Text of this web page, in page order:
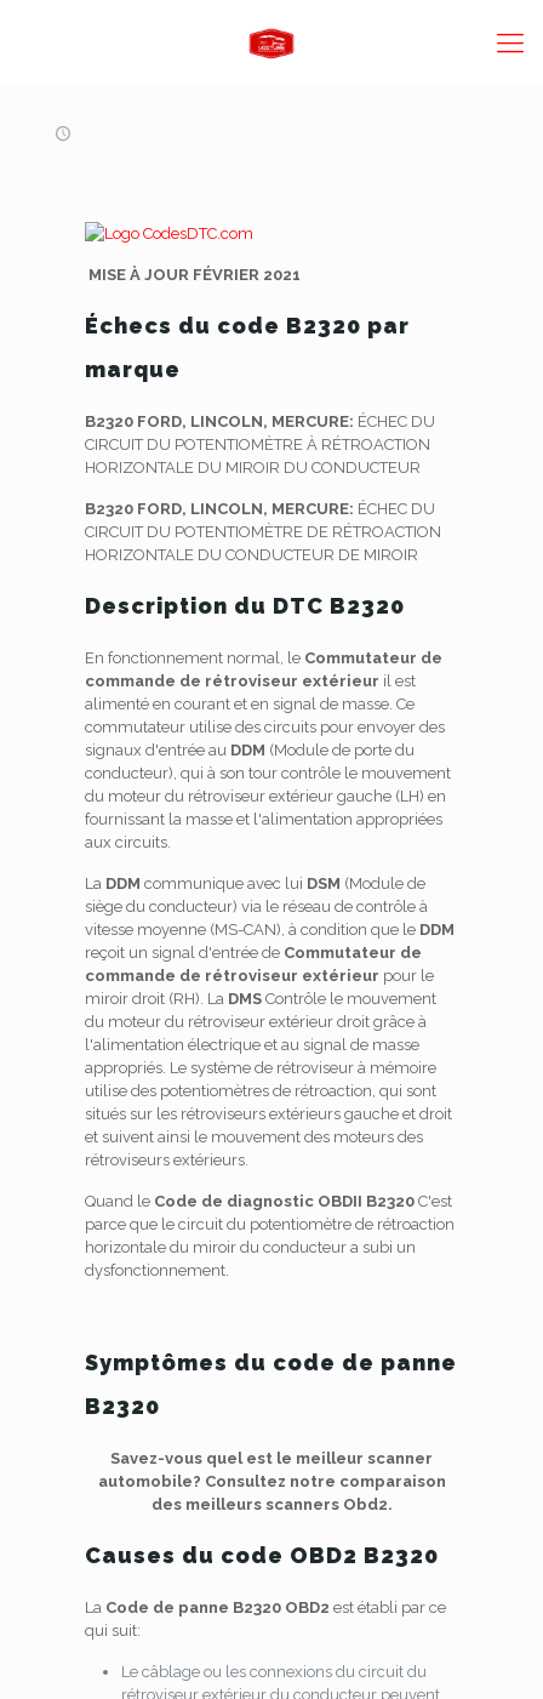
MISE À JOUR FÉVRIER 2021
Échecs du code B2320 par
marque
B2320 FORD, LINCOLN, MERCURE: ÉCHEC DU
CIRCUIT DU POTENTIOMÈTRE À RÉTROACTION
HORIZONTALE DU MIROIR DU CONDUCTEUR
B2320 FORD, LINCOLN, MERCURE: ÉCHEC DU
CIRCUIT DU POTENTIOMÈTRE DE RÉTROACTION
HORIZONTALE DU CONDUCTEUR DE MIROIR
Description du DTC B2320
En fonctionnement normal, le Commutateur de
commande de rétroviseur extérieur il est
alimenté en courant et en signal de masse. Ce
commutateur utilise des circuits pour envoyer des
signaux d'entrée au DDM (Module de porte du
conducteur), qui à son tour contrôle le mouvement
du moteur du rétroviseur extérieur gauche (LH) en
fournissant la masse et l'alimentation appropriées
aux circuits.
La DDM communique avec lui DSM (Module de
siège du conducteur) via le réseau de contrôle à
vitesse moyenne (MS-CAN), à condition que le DDM
reçoit un signal d'entrée de Commutateur de
commande de rétroviseur extérieur pour le
miroir droit (RH). La DMSContrôle le mouvement
du moteur du rétroviseur extérieur droit grâce à
l'alimentation électrique et au signal de masse
appropriés. Le système de rétroviseur à mémoire
utilise des potentiomètres de rétroaction, qui sont
situés sur les rétroviseurs extérieurs gauche et droit
et suivent ainsi le mouvement des moteurs des
rétroviseurs extérieurs.
Quand le Code de diagnostic OBDII B2320C'est
parce que le circuit du potentiomètre de rétroaction
horizontale du miroir du conducteur a subi un
dysfonctionnement.
Symptômes du code de panne
B2320
Savez-vous quel est le meilleur scanner
automobile? Consultez notre comparaison
des meilleurs scanners Obd2.
Causes du code OBD2 B2320
La Code de panne B2320 OBD2 est établi par ce
qui suit:
Le câblage ou les connexions du circuit du
rétroviseur extérieur du conducteur peuvent